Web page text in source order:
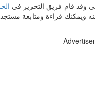
وقد قام فريق التحرير في